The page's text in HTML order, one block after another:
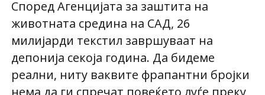
Според Агенцијата за заштита на
животната средина на САД, 26
милијарди текстил завршуваат на
депонија секоја година. Да бидеме
реални, ниту ваквите фрапантни бројки